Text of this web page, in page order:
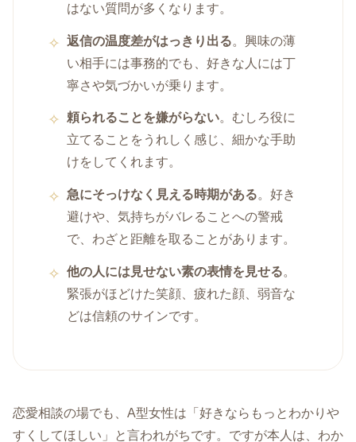
はない質問が多くなります。
返信の温度差がはっきり出る。興味の薄
い相手には事務的でも、好きな人には丁
寧さや気づかいが乗ります。
頼られることを嫌がらない。むしろ役に
立てることをうれしく感じ、細かな手助
けをしてくれます。
急にそっけなく見える時期がある。好き
避けや、気持ちがバレることへの警戒
で、わざと距離を取ることがあります。
他の人には見せない素の表情を見せる。
緊張がほどけた笑顔、疲れた顔、弱音な
どは信頼のサインです。
恋愛相談の場でも、A型女性は「好きならもっとわかりや
すくしてほしい」と言われがちです。ですが本人は、わか